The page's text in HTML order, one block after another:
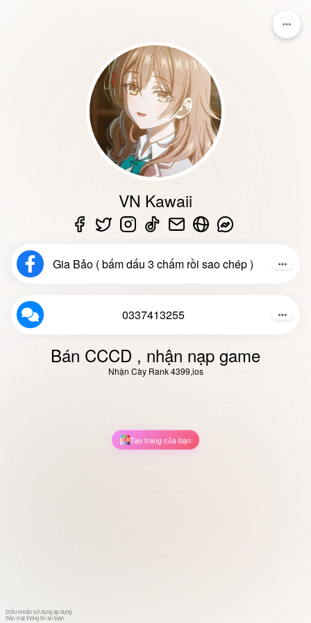
VN Kawaii
Gia Bảo ( bấm dấu 3 chấm rồi sao chép )
0337413255
Bán CCCD , nhận nạp game
Nhận Cày Rank 4399,ios
Tạo trang của bạn
Điều khoản sử dụng áp dụng
Bảo mật thông tin an toàn